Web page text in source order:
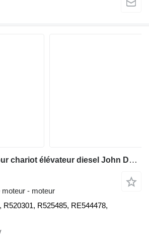
Moteur JD6068 pour chariot élévateur diesel John Deere
- moteur
R520301, R525485, RE544478,